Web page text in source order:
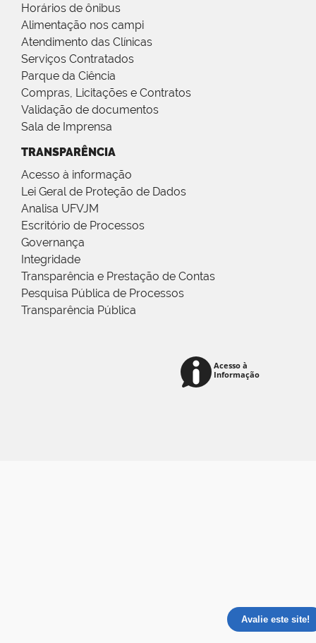
Horários de ônibus
Alimentação nos campi
Atendimento das Clínicas
Serviços Contratados
Parque da Ciência
Compras, Licitações e Contratos
Validação de documentos
Sala de Imprensa
TRANSPARÊNCIA
Acesso à informação
Lei Geral de Proteção de Dados
Analisa UFVJM
Escritório de Processos
Governança
Integridade
Transparência e Prestação de Contas
Pesquisa Pública de Processos
Transparência Pública
Avalie este site!